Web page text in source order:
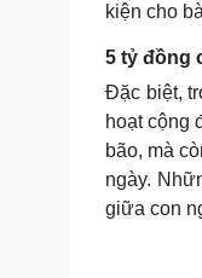
kiện cho
5 tỷ đồng
Đặc biệt,
hoạt cộng
bão, mà
ngày.
giữa con